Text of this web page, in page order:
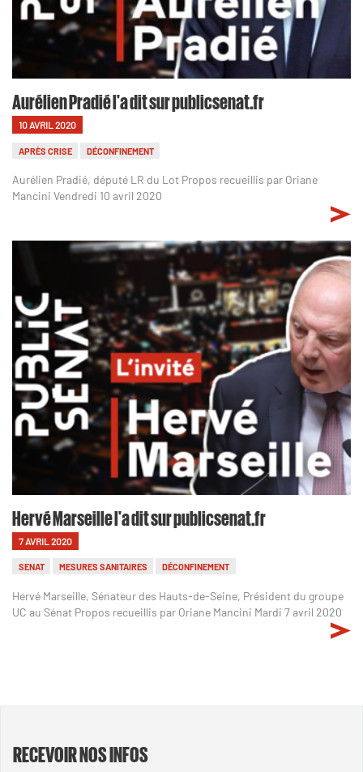
Aurélien Pradié l'a dit sur publicsenat.fr
10 AVRIL 2020
APRÈS CRISE DÉCONFINEMENT
Aurélien Pradié, député LR du Lot Propos recueillis par Oriane
Mancini Vendredi 10 avril 2020
Hervé Marseille l'a dit sur publicsenat.fr
7 AVRIL 2020
SENAT MESURES SANITAIRES DÉCONFINEMENT
Hervé Marseille, Sénateur des Hauts-de-Seine, Président du groupe
UC au Sénat Propos recueillis par Oriane Mancini Mardi 7 avril 2020
RECEVOIR NOS INFOS